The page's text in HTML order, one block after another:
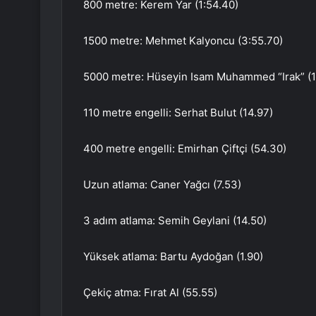
800 metre: Kerem Yar (1:54.40)
1500 metre: Mehmet Kalyoncu (3:55.70)
5000 metre: Hüseyin Isam Muhammed “Irak”
110 metre engelli: Serhat Bulut (14.97)
400 metre engelli: Emirhan Çiftçi (54.30)
Uzun atlama: Caner Yağcı (7.53)
3 adım atlama: Semih Geylani (14.50)
Yüksek atlama: Bartu Aydoğan (1.90)
Çekiç atma: Fırat Al (55.55)